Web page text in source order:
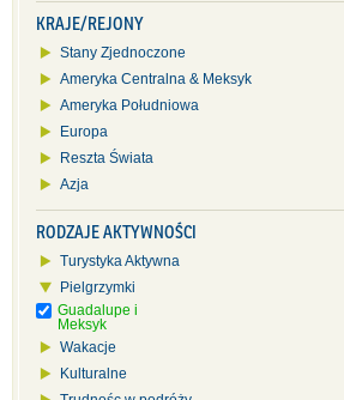
KRAJE/REJONY
Stany Zjednoczone
Ameryka Centralna & Meksyk
Ameryka Południowa
Europa
Reszta Świata
Azja
RODZAJE AKTYWNOŚCI
Turystyka Aktywna
Pielgrzymki
Guadalupe i
Meksyk
Wakacje
Kulturalne